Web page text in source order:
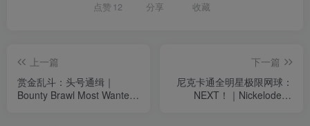
点赞 12 分享 收藏
上一篇
赏金乱斗：头号通缉｜
Bounty Brawl Most Wanted
下一篇
尼克卡通全明星极限网球：
NEXT！｜Nickelodeon